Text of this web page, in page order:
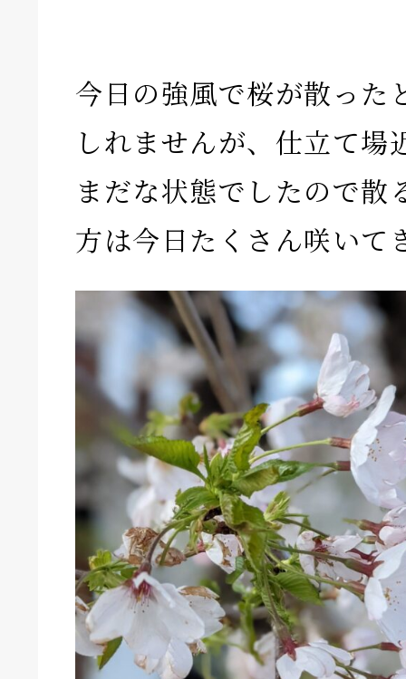
今日の強風で桜が散った
しれませんが、仕立て場
まだな状態でしたので散
方は今日たくさん咲いて